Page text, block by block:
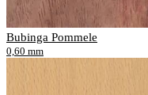
Bubinga Pommele
0,60 mm